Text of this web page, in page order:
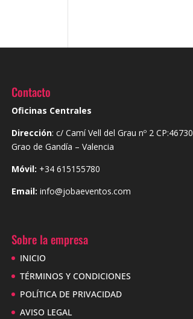
Contacto
Oficinas Centrales
Dirección: c/ Camí Vell del Grau nº 2 CP:46730
Grao de Gandía – Valencia
Móvil: +34 615155780
Email: info@jobaeventos.com
Sobre la empresa
INICIO
TÉRMINOS Y CONDICIONES
POLÍTICA DE PRIVACIDAD
AVISO LEGAL